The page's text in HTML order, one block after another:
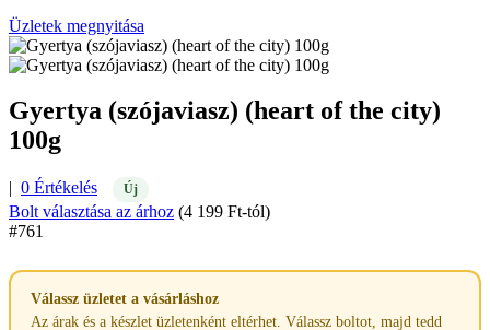
Üzletek megnyitása
Gyertya (szójaviasz) (heart of the city)
100g
| 0 Értékelés Új
Bolt választása az árhoz (4 199 Ft-tól)
#761
Válassz üzletet a vásárláshoz
Az árak és a készlet üzletenként eltérhet. Válassz boltot, majd tedd